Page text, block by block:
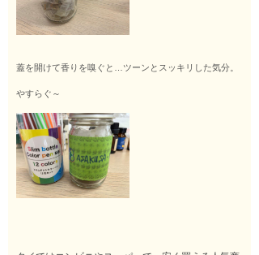
蓋を開けて香りを嗅ぐと…ツーンとスッキリした気分。
やすらぐ～